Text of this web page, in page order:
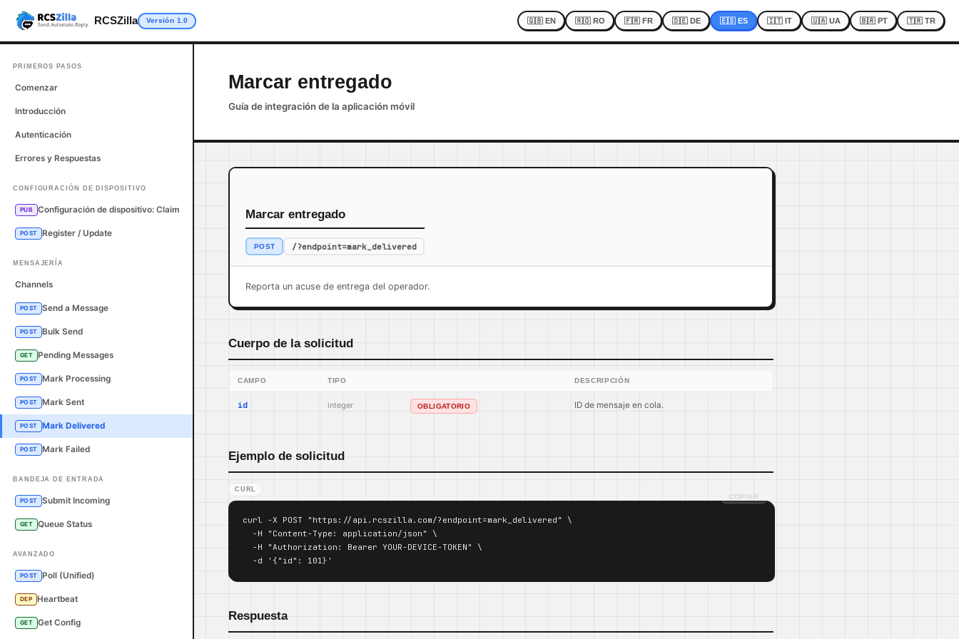
RCSZilla Versión 1.0 🇬🇧 EN 🇷🇴 RO 🇫🇷 FR 🇩🇪 DE 🇪🇸 ES 🇮🇹 IT 🇺🇦 UA 🇧🇷 PT 🇹🇷 TR
PRIMEROS PASOS
Comenzar
Introducción
Autenticación
Errores y Respuestas
CONFIGURACIÓN DE DISPOSITIVO
PUB Configuración de dispositivo: Claim
POST Register / Update
MENSAJERÍA
Channels
POST Send a Message
POST Bulk Send
GET Pending Messages
POST Mark Processing
POST Mark Sent
POST Mark Delivered
POST Mark Failed
BANDEJA DE ENTRADA
POST Submit Incoming
GET Queue Status
AVANZADO
POST Poll (Unified)
DEP Heartbeat
GET Get Config
Marcar entregado
Guía de integración de la aplicación móvil
Marcar entregado
POST /?endpoint=mark_delivered
Reporta un acuse de entrega del operador.
Cuerpo de la solicitud
CAMPO TIPO DESCRIPCIÓN
id integer OBLIGATORIO ID de mensaje en cola.
Ejemplo de solicitud
CURL
curl -X POST "https://api.rcszilla.com/?endpoint=mark_delivered" \
  -H "Content-Type: application/json" \
  -H "Authorization: Bearer YOUR-DEVICE-TOKEN" \
  -d '{"id": 101}'
COPIAR
Respuesta